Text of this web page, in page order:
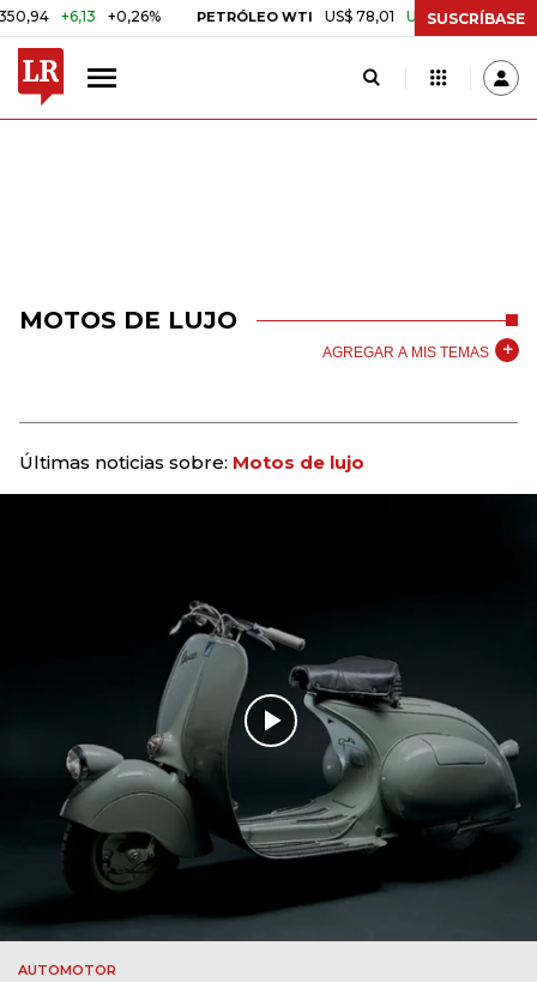
+6,13 +0,26% PETRÓLEO WTI US$ 78,01 US$ 2,92 +3,89%
SUSCRÍBASE
MOTOS DE LUJO
AGREGAR A MIS TEMAS
Últimas noticias sobre: Motos de lujo
AUTOMOTOR